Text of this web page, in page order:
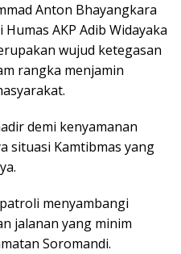
Anton Bhayangkara
Humas AKP Adib Widayaka
wujud ketegasan
rangka menjamin
demi kenyamanan
situasi Kamtibmas yang
menyambangi
jalanan yang minim
Soromandi.